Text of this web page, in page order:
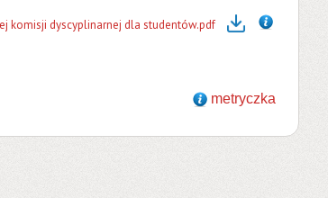
komisji dyscyplinarnej dla studentów.pdf
metryczka